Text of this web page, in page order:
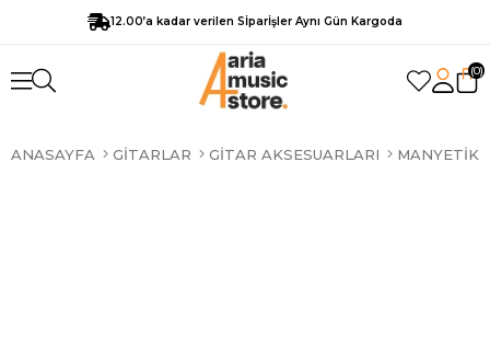
12.00’a kadar verilen Sİparİşler Aynı Gün Kargoda
0
ANASAYFA GITARLAR GITAR AKSESUARLARI